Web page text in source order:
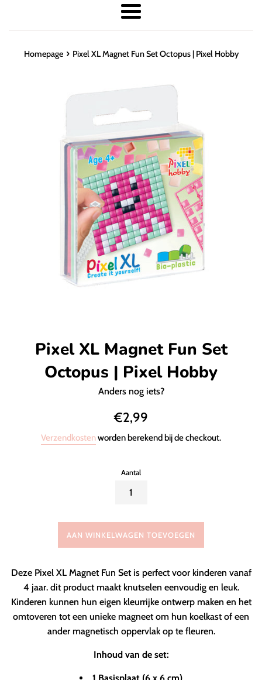
Menu
Homepage › Pixel XL Magnet Fun Set Octopus | Pixel Hobby
Pixel XL Magnet Fun Set
Octopus | Pixel Hobby
Anders nog iets?
Normale
€2,99
Verzendkostenworden berekend bij de checkout.
Aantal
AAN WINKELWAGEN TOEVOEGEN
Deze Pixel XL Magnet Fun Set is perfect voor kinderen vanaf
4 jaar. dit product maakt knutselen eenvoudig en leuk.
Kinderen kunnen hun eigen kleurrijke ontwerp maken en het
omtoveren tot een unieke magneet om hun koelkast of een
ander magnetisch oppervlak op te fleuren.
Inhoud van de set: